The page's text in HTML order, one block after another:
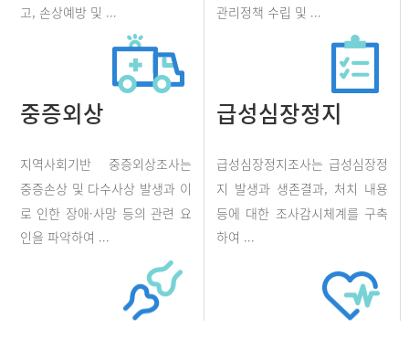
고, 손상예방 및 ...
관리정책 수립 및 ...
중증외상
지역사회기반 중증외상조사는
중증손상 및 다수사상 발생과 이
로 인한 장애·사망 등의 관련 요
인을 파악하여 ...
급성심장정지
급성심장정지조사는 급성심장정
지 발생과 생존결과, 처치 내용
등에 대한 조사감시체계를 구축
하여 ...